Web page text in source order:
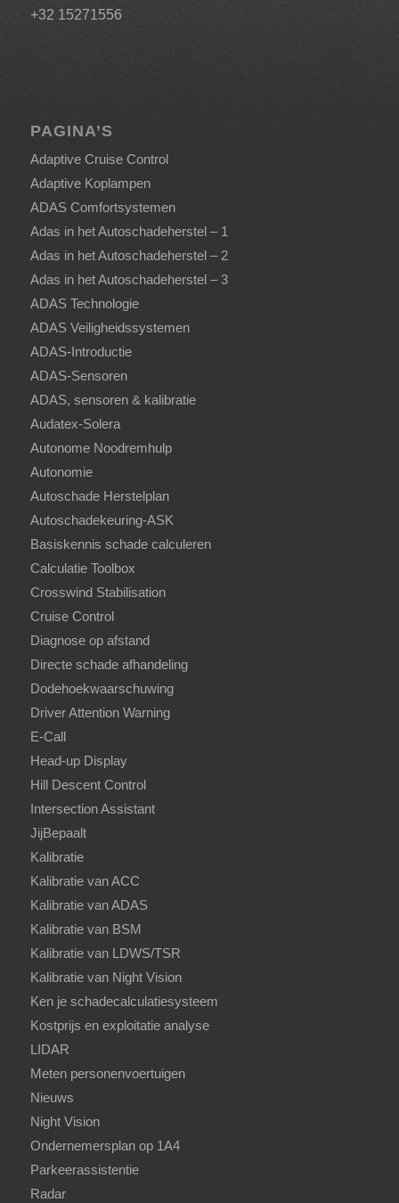
+32 15271556
PAGINA’S
Adaptive Cruise Control
Adaptive Koplampen
ADAS Comfortsystemen
Adas in het Autoschadeherstel – 1
Adas in het Autoschadeherstel – 2
Adas in het Autoschadeherstel – 3
ADAS Technologie
ADAS Veiligheidssystemen
ADAS-Introductie
ADAS-Sensoren
ADAS, sensoren & kalibratie
Audatex-Solera
Autonome Noodremhulp
Autonomie
Autoschade Herstelplan
Autoschadekeuring-ASK
Basiskennis schade calculeren
Calculatie Toolbox
Crosswind Stabilisation
Cruise Control
Diagnose op afstand
Directe schade afhandeling
Dodehoekwaarschuwing
Driver Attention Warning
E-Call
Head-up Display
Hill Descent Control
Intersection Assistant
JijBepaalt
Kalibratie
Kalibratie van ACC
Kalibratie van ADAS
Kalibratie van BSM
Kalibratie van LDWS/TSR
Kalibratie van Night Vision
Ken je schadecalculatiesysteem
Kostprijs en exploitatie analyse
LIDAR
Meten personenvoertuigen
Nieuws
Night Vision
Ondernemersplan op 1A4
Parkeerassistentie
Radar